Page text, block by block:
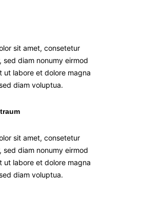
sit amet, consetetur
sed diam nonumy eirmod
ut labore et dolore magna
diam voluptua.
sit amet, consetetur
sed diam nonumy eirmod
ut labore et dolore magna
diam voluptua.